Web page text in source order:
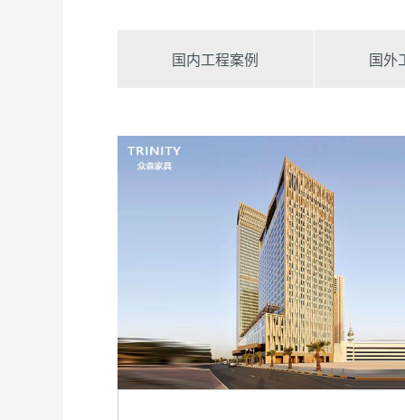
国内工程案例 国外